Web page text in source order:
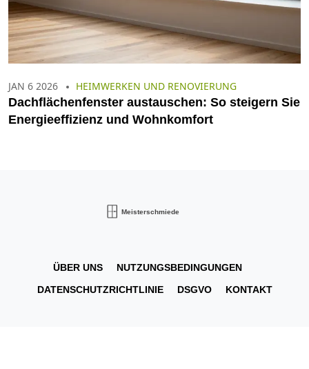
JAN 6 2026 HEIMWERKEN UND RENOVIERUNG
Dachflächenfenster austauschen: So steigern Sie
Energieeffizienz und Wohnkomfort
ÜBER UNS
NUTZUNGSBEDINGUNGEN
DATENSCHUTZRICHTLINIE
DSGVO KONTAKT